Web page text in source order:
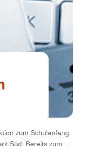
zum Schulanfang
Süd. Bereits zum…